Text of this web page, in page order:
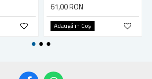
61,00 RON
Adaugă în Coş